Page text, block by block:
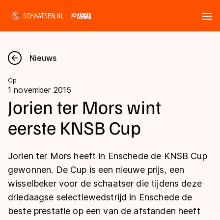
Nieuws
Kalender
Disciplines
Langebaan
Shorttrack
Inlineskaten
Uitslagen
Langebaan
Shorttrack
Marathon
Tijden & historie
Ranglijsten Langebaan
Nieuws
Op
1 november 2015
Jorien ter Mors wint
eerste KNSB Cup
Jorien ter Mors heeft in Enschede de KNSB Cup
gewonnen. De Cup is een nieuwe prijs, een
wisselbeker voor de schaatser die tijdens deze
driedaagse selectiewedstrijd in Enschede de
beste prestatie op een van de afstanden heeft